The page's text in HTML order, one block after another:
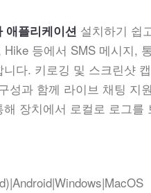
애플리케이션 설치하기 쉽
Hike 등에서 SMS 메시지,
다. 키로깅 및 스크린샷
성과 함께 라이브 채팅
장치에서 로컬로 로그를